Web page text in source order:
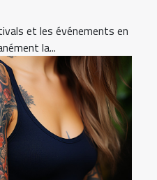
et les événements en
la...